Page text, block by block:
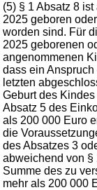
(5) § 1 Absatz 8
2025 geboren
worden sind. Für
2025 geborenen
angenommenen
dass ein
letzten
Geburt des
Absatz 5 des
als 200 000 Euro
die
des Absatzes 3
abweichend von §
Summe des zu
mehr als 200 000